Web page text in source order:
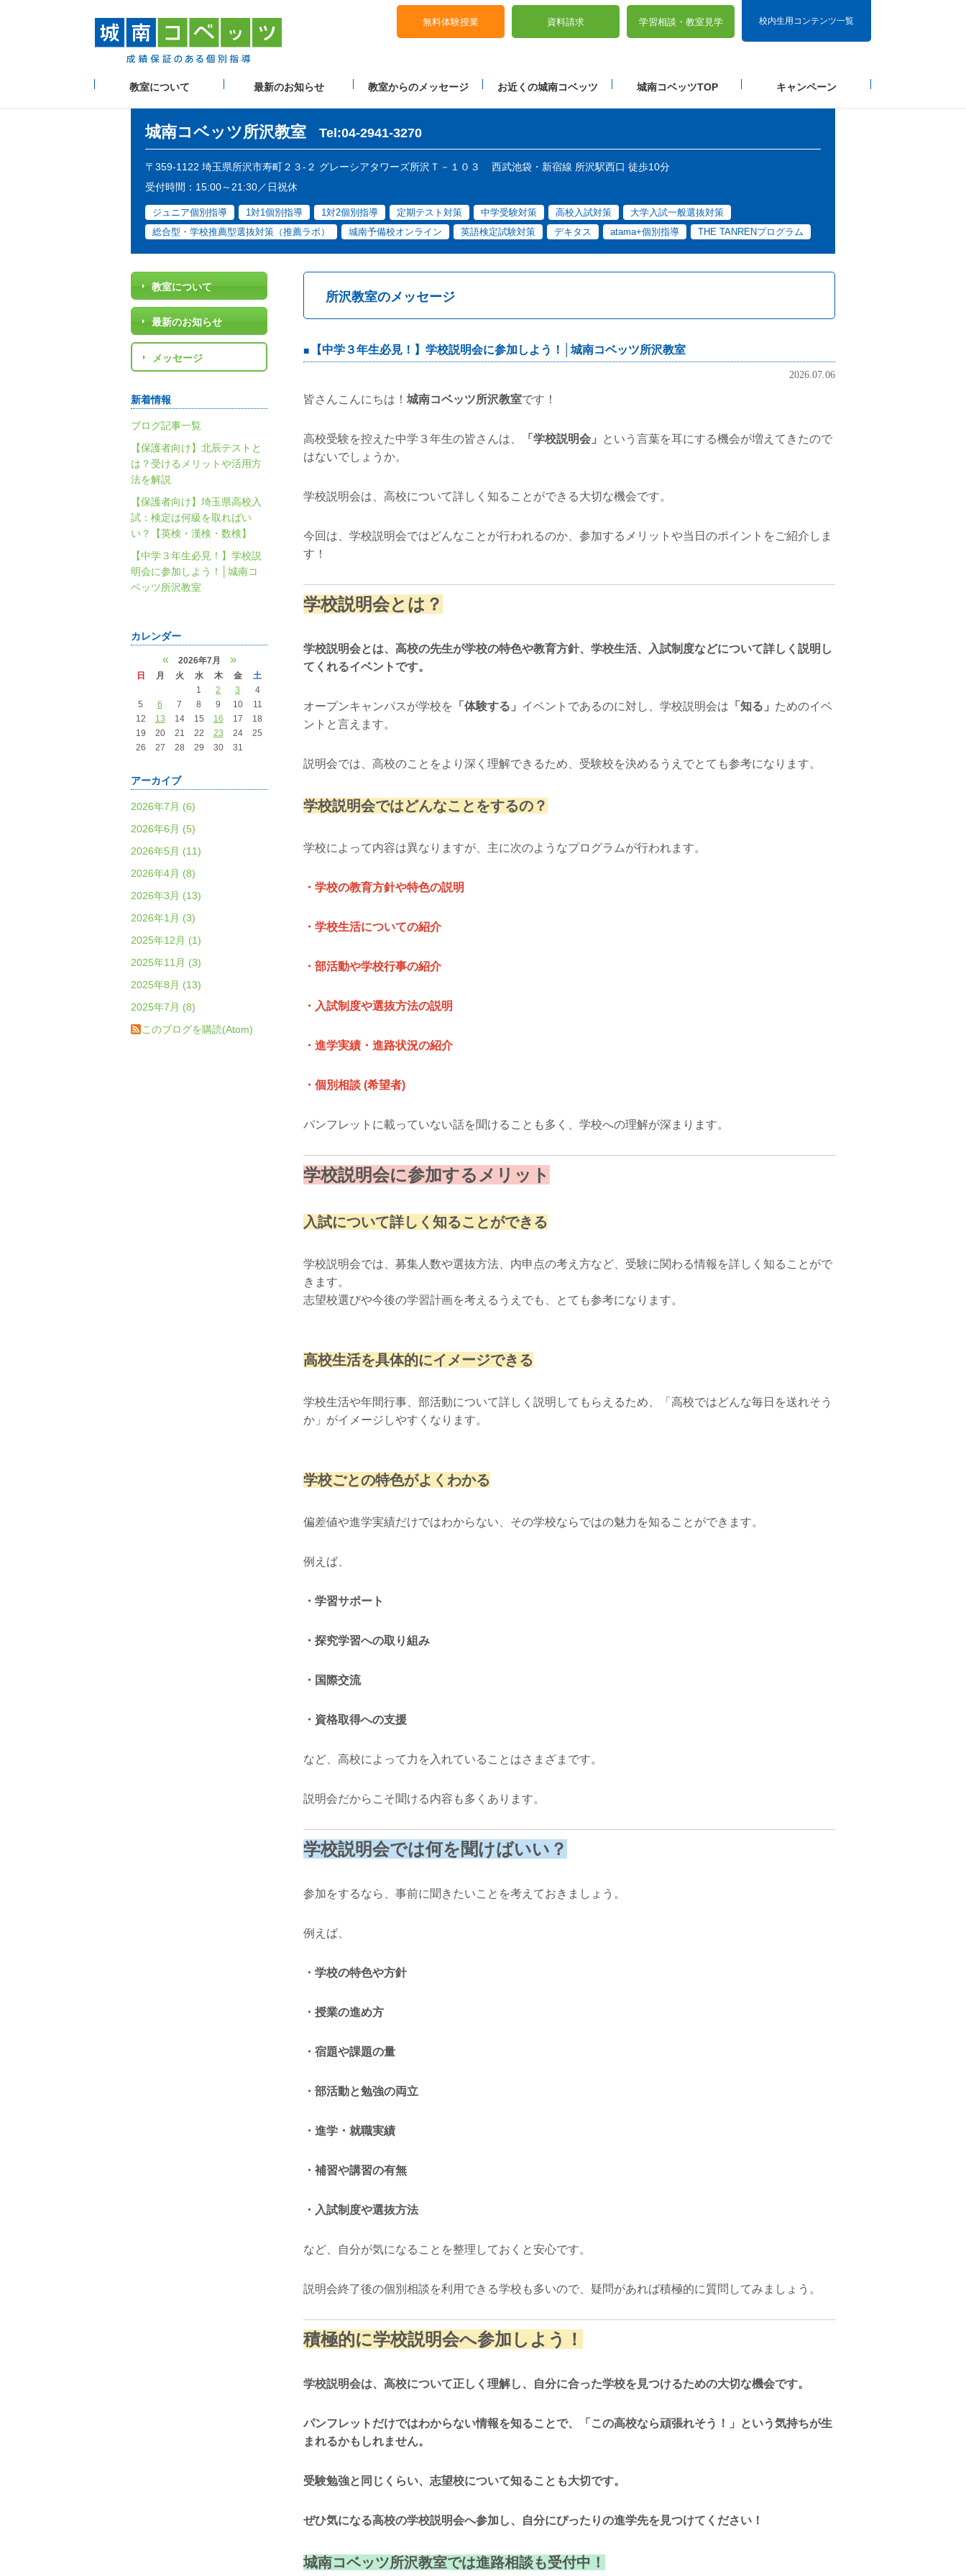
校内生用コンテンツ一覧
無料体験授業 資料請求 学習相談・ 教室見学
教室について 最新のお知らせ 教室からのメッセージ お近くの城南コベッツ 城南コベッツTOP キャンペーン
城南コベッツ所沢教室 Tel:04-2941-3270
〒359-1122 埼玉県所沢市寿町２３-２ グレーシアタワーズ所沢Ｔ－１０３
西武池袋・新宿線 所沢駅西口 徒歩10分
受付時間：15:00～21:30／日祝休
ジュニア個別指導 1対1個別指導 1対2個別指導 定期テスト対策 中学受験対策 高校入試対策
大学入試一般選抜対策
総合型・学校推薦型選抜対策（推薦ラボ）
城南予備校オンライン 英語検定試験対策 デキタス atama+個別指導 THE TANRENプログラム
所沢教室のメッセージ
【中学３年生必見！】学校説明会に参加しよう！│城南コベッツ所沢教室
2026.07.06
皆さんこんにちは！ 城南コベッツ所沢教室です！
高校受験を控えた中学３年生の皆さんは、 「学校説明会」
という言葉を耳にする機会が増えてきたので
はないでしょうか。
学校説明会は、高校について詳しく知ることができる大切な機会です。
今回は、学校説明会ではどんなことが行われるのか、参加するメリットや当日のポイントをご紹介しま
す！
学校説明会とは？
学校説明会とは、高校の先生が学校の特色や教育方針、学校生活、入試制度などについて詳しく説明し
てくれるイベントです。
オープンキャンパスが学校を 「体験する」 イベントであるのに対し、学校説明会は 「知る」 ためのイベ
ントと言えます。
説明会では、高校のことをより深く理解できるため、受験校を決めるうえでとても参考になります。
学校説明会ではどんなことをするの？
学校によって内容は異なりますが、主に次のようなプログラムが行われます。
・学校の教育方針や特色の説明
・学校生活についての紹介
・部活動や学校行事の紹介
・入試制度や選抜方法の説明
・進学実績・進路状況の紹介
・個別相談 (希望者)
パンフレットに載っていない話を聞けることも多く、学校への理解が深まります。
学校説明会に参加するメリット
入試について詳しく知ることができる
学校説明会では、募集人数や選抜方法、内申点の考え方など、受験に関わる情報を詳しく知ることがで
きます。
志望校選びや今後の学習計画を考えるうえでも、とても参考になります。
高校生活を具体的にイメージできる
学校生活や年間行事、部活動について詳しく説明してもらえるため、「高校ではどんな毎日を送れそう
か」がイメージしやすくなります。
学校ごとの特色がよくわかる
偏差値や進学実績だけではわからない、その学校ならではの魅力を知ることができます。
例えば、
・学習サポート
・探究学習への取り組み
・国際交流
・資格取得への支援
など、高校によって力を入れていることはさまざまです。
説明会だからこそ聞ける内容も多くあります。
学校説明会では何を聞けばいい？
参加をするなら、事前に聞きたいことを考えておきましょう。
例えば、
・学校の特色や方針
・授業の進め方
・宿題や課題の量
・部活動と勉強の両立
・進学・就職実績
・補習や講習の有無
・入試制度や選抜方法
など、自分が気になることを整理しておくと安心です。
説明会終了後の個別相談を利用できる学校も多いので、疑問があれば積極的に質問してみましょう。
積極的に学校説明会へ参加しよう！
学校説明会は、高校について正しく理解し、自分に合った学校を見つけるための大切な機会です。
パンフレットだけではわからない情報を知ることで、「この高校なら頑張れそう！」という気持ちが生
まれるかもしれません。
受験勉強と同じくらい、志望校について知ることも大切です。
ぜひ気になる高校の学校説明会へ参加し、自分にぴったりの進学先を見つけてください！
城南コベッツ所沢教室では進路相談も受付中！
教室について
最新のお知らせ
メッセージ
新着情報
ブログ記事一覧
【保護者向け】北辰テストと
は？受けるメリットや活用方
法を解説
【保護者向け】埼玉県高校入
試：検定は何級を取ればい
い？【英検・漢検・数検】
【中学３年生必見！】学校説
明会に参加しよう！│城南コ
ベッツ所沢教室
カレンダー
« 2026年7月 »
日 月 火 水 木 金
土
1
2 3
4
5
6 7 8 9 10
11
12
13 14 15 16 17
18
19
20 21 22 23 24
25
26
27 28 29 30 31
アーカイブ
2026年7月 (6)
2026年6月 (5)
2026年5月 (11)
2026年4月 (8)
2026年3月 (13)
2026年1月 (3)
2025年12月 (1)
2025年11月 (3)
2025年8月 (13)
2025年7月 (8)
このブログを購読(Atom)